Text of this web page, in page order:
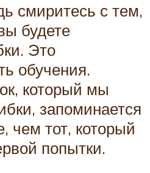
смиритесь с тем,
будете
Это
обучения.
который мы
запоминается
чем тот, который
попытки.